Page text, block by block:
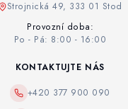
Strojnická 49, 333 01 Stod
Provozní doba:
Po - Pá: 8:00 - 16:00
KONTAKTUJTE NÁS
+420 377 900 090